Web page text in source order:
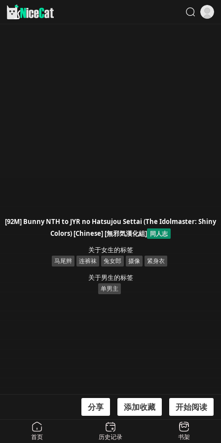
[92M] Bunny NTH to JYR no Hatsujou Settai (The Idolmaster: Shiny
Colors) [Chinese] [無邪気漢化組] 同人志
关于女生的标签
马尾辫 连裤袜 兔女郎 摄像 紧身衣
关于男生的标签
单男主
[92M] Bunny NTH to JYR no Hatsujou Settai (The Idolmaster: Shiny Colors)
[Chinese] [無邪気漢化組]
分享 添加收藏 开始阅读
首页 历史记录 书架